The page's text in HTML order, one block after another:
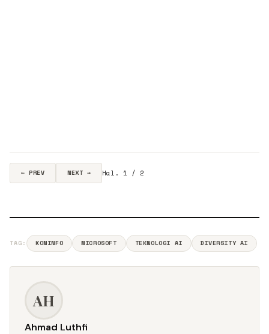
← PREV NEXT → Hal. 1 / 2
TAG: KOMINFO MICROSOFT TEKNOLOGI AI DIVERSITY AI
AH
Ahmad Luthfi